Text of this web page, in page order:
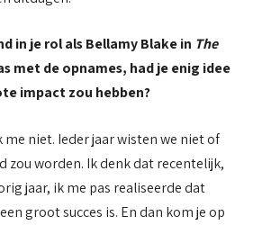
in je rol als Bellamy Blake in The
met de opnames, had je enig idee
impact zou hebben?
me niet. Ieder jaar wisten we niet of
zou worden. Ik denk dat recentelijk,
jaar, ik me pas realiseerde dat
groot succes is. En dan kom je op